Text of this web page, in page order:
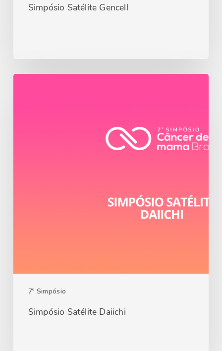
Simpósio Satélite Gencell
7º Simpósio
Simpósio Satélite Daiichi